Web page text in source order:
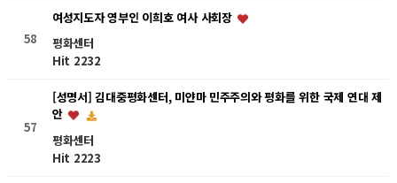
58
여성지도자 영부인 이희호 여사 사회장
평화센터
Hit 2232
57
[성명서] 김대중평화센터, 미얀마 민주주의와 평화를 위한 국제 연대 제
안
평화센터
Hit 2223